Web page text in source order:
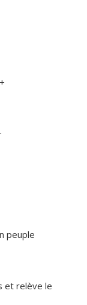
peuple
et relève le